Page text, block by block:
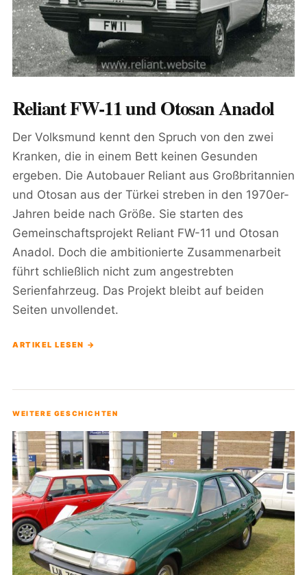
Reliant FW-11 und Otosan Anadol
Der Volksmund kennt den Spruch von den zwei
Kranken, die in einem Bett keinen Gesunden
ergeben. Die Autobauer Reliant aus Großbritannien
und Otosan aus der Türkei streben in den 1970er-
Jahren beide nach Größe. Sie starten des
Gemeinschaftsprojekt Reliant FW-11 und Otosan
Anadol. Doch die ambitionierte Zusammenarbeit
führt schließlich nicht zum angestrebten
Serienfahrzeug. Das Projekt bleibt auf beiden
Seiten unvollendet.
ARTIKEL LESEN →
WEITERE GESCHICHTEN